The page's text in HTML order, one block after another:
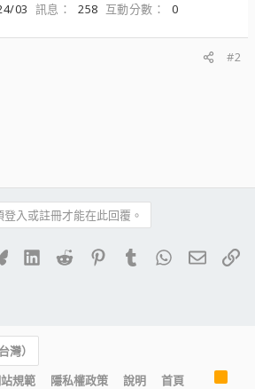
03 訊息 258 互動分數
0
#2
登入或註冊才能在此回覆。
BlueskyLinkedIn
Reddit PinterestTumblrWhatsApp
電子
灣）
規範 隱私權政策 說明 首頁